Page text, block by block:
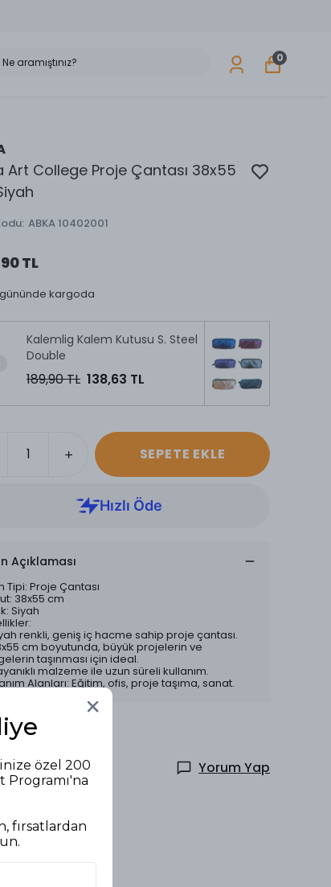
0
Art College Proje Çantası 38x55
: ABKA 10402001
TL
kargoda
Kalemlig Kalem Kutusu S. Steel
Double
189,90 TL 138,63 TL
SEPETE EKLE
Açıklaması
Tipi: Proje Çantası
38x55 cm
Siyah
renkli, geniş iç hacme sahip proje çantası.
cm boyutunda, büyük projelerin ve
taşınması için ideal.
malzeme ile uzun süreli kullanım.
Alanları: Eğitim, ofis, proje taşıma, sanat.
Yorum Yap
özel 200
Programı'na
fırsatlardan